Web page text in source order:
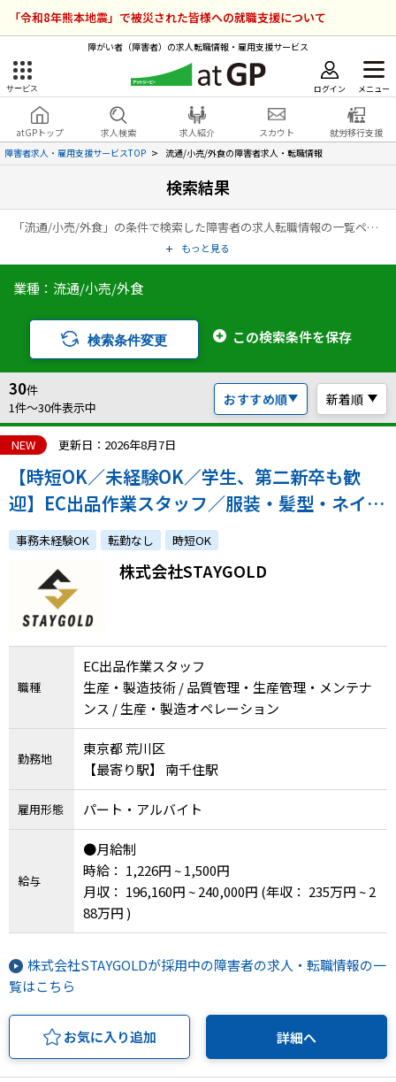
「令和8年熊本地震」で被災された皆様への就職支援について
障がい者（障害者）の求人転職情報・雇用支援サービス
サービス ログイン メニュー
atGPトップ 求人検索 求人紹介 スカウト
就労移行支援
障害者求人・雇用支援サービスTOP
流通/小売/外食の障害者求人・転職情報
検索結果
「流通/小売/外食」の条件で検索した障害者の求人転職情報の一覧ページです。アットジーピー（atGP）は、障害者の求人情報・障害者専門の転職支援サービス（エージェント）・就労移行支援事業所など、雇用に関する様々なサービスを展開している障害者の「働く」をトータルでサポートするサービスです。
もっと見る
業種：流通/小売/外食
検索条件変更 この検索条件を保存
おすすめ順 新着順
30件
1件〜30件表示中
NEW 更新日：2026年8月7日
【時短OK／未経験OK／学生、第二新卒も歓
迎】EC出品作業スタッフ／服装・髪型・ネイル
自由／10時勤務開始／シフト制／ファッション
業界に興味ある方歓迎！
事務未経験OK 転勤なし 時短OK
株式会社STAYGOLD
職種
EC出品作業スタッフ
生産・製造技術 / 品質管理・生産管理・メンテナ
ンス / 生産・製造オペレーション
勤務地
東京都 荒川区
【最寄り駅】 南千住駅
雇用形態 パート・アルバイト
給与
●月給制
時給： 1,226円 ~ 1,500円
月収： 196,160円 ~ 240,000円 (年収： 235万円 ~ 2
88万円 )
株式会社STAYGOLDが採用中の障害者の求人・転職情報の一
覧はこちら
お気に入り追加 詳細へ
障害者雇用のアットジーピー
サービスラインナップ
障害者専門の就転職支援サービス
障害者アスリート専門の就転職支援サービス
ハイスキルな障害者の転職支援サービス
障害のある新卒学生専門の就職エージェントサービス
求人検索・スカウトサービス
障害者専門の求人検索・スカウトサービス
就労移行支援サービス
障害別専門支援の就労移行支援サービス
IT・Web制作スキルを身につける就労移行支援サービス
ソーシャルファームサービス
新しい障害者雇用支援サービス
ご利用ガイド
ログイン 会員登録 無料
求人を検索する
求人を紹介してもらう
スカウトを受ける
就労移行支援サービス
就職・転職ノウハウ
お問い合わせ・よくある質問
お問い合わせ
よくある質問
採用をお考えの企業様はこちら